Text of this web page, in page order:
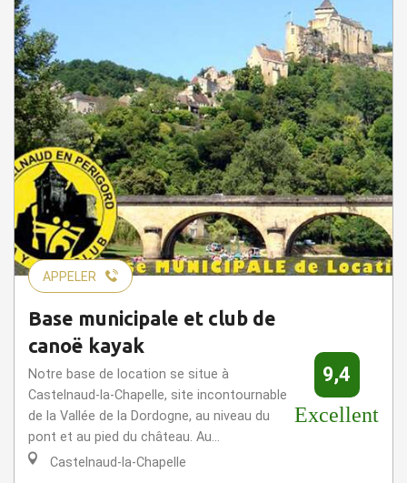
APPELER
Base municipale et club de
canoë kayak
Notre base de location se situe à
Castelnaud-la-Chapelle, site incontournable
de la Vallée de la Dordogne, au niveau du
pont et au pied du château. Au...
Castelnaud-la-Chapelle
9,4
Excellent